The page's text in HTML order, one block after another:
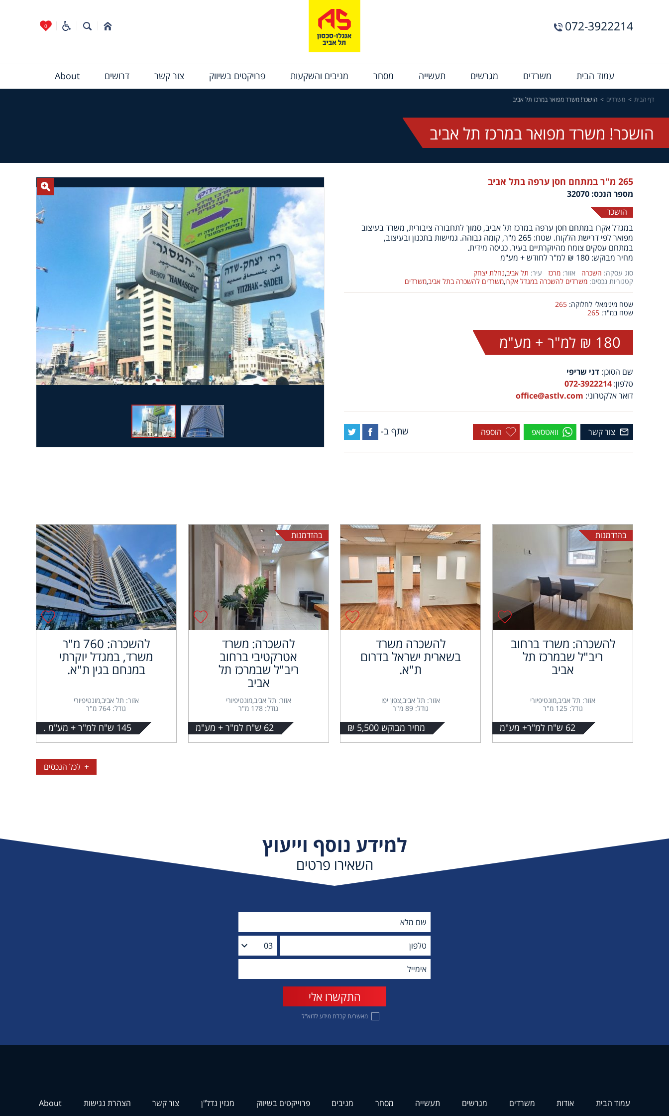
072-3922214
0
עמוד הבית משרדים מגרשים תעשייה מסחר מניבים והשקעות פרויקטים בשיווק צור קשר דרושים About
דף הבית משרדים הושכר! משרד מפואר במרכז תל אביב
הושכר! משרד מפואר במרכז תל אביב
265 מ"ר במתחם חסן ערפה בתל אביב
מספר הנכס: 32070
הושכר
במגדל אקרו במתחם חסן ערפה במרכז תל אביב, סמוך לתחבורה ציבורית, משרד בעיצוב
מפואר לפי דרישת הלקוח. שטח: 265 מ"ר, קומה גבוהה. גמישות בתכנון ובעיצוב,
במתחם עסקים צומח מהיוקרתיים בעיר. כניסה מידית.
מחיר מבוקש: 180 ₪ למ"ר לחודש + מע"מ
סוג עסקה: השכרה אזור: מרכז עיר: תל אביב,נחלת יצחק
קטגוריות נכסים: משרדים להשכרה במגדל אקרו,משרדים להשכרה בתל אביב,משרדים
שטח מינימאלי לחלוקה: 265
שטח במ"ר: 265
180 ₪ למ"ר + מע"מ
שם הסוכן: דני שריפי
טלפון: 072-3922214
דואר אלקטרוני: office@astlv.com
צור קשר וואטסאפ הוספה שתף ב-
בהזדמנות
להשכרה: משרד ברחוב
ריב"ל שבמרכז תל
אביב
אזור: תל אביב,מונטיפיורי
גודל: 125 מ"ר
62 ש"ח למ"ר+ מע"מ
להשכרה משרד
בשארית ישראל בדרום
ת"א.
אזור: תל אביב,צפון יפו
גודל: 89 מ"ר
מחיר מבוקש 5,500 ₪
בהזדמנות
להשכרה: משרד
אטרקטיבי ברחוב
ריב"ל שבמרכז תל
אביב
אזור: תל אביב,מונטיפיורי
גודל: 178 מ"ר
62 ש"ח למ"ר + מע"מ
להשכרה: 760 מ"ר
משרד, במגדל יוקרתי
במנחם בגין ת"א.
אזור: תל אביב,מונטיפיורי
גודל: 764 מ"ר
145 ש"ח למ"ר + מע"מ .
לכל הנכסים
למידע נוסף וייעוץ
השאירו פרטים
מאשר/ת קבלת מידע לדוא"ל
עמוד הבית אודות משרדים מגרשים תעשייה מסחר מניבים פרוייקטים בשיווק מגזין נדל"ן צור קשר הצהרת נגישות About